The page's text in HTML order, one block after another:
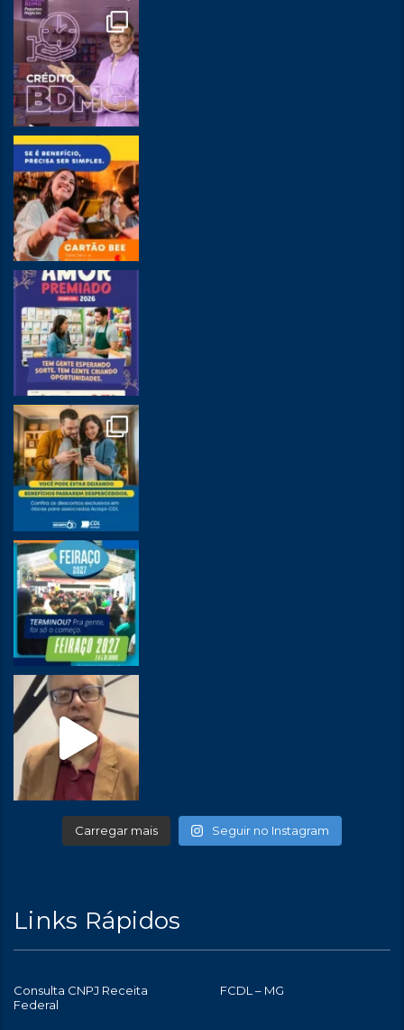
Carregar mais Seguir no Instagram
Links Rápidos
Consulta CNPJ Receita
Federal
FCDL – MG